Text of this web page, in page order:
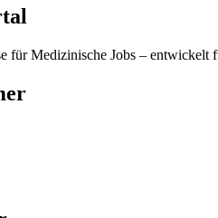
für Medizinische Jobs –